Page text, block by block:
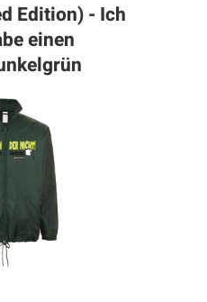
Edition) - Ich
einen